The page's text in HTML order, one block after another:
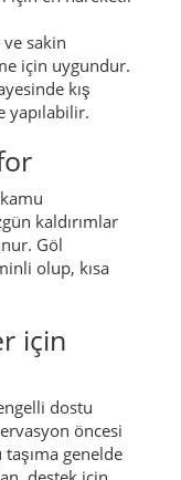
sakin
için uygundur.
kış
yapılabilir.
kaldırımlar
Göl
olup, kısa
için
dostu
öncesi
taşıma genelde